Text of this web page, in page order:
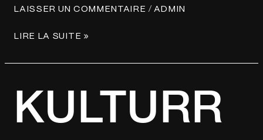
LAISSER UN COMMENTAIRE / ADMIN
LIRE LA SUITE »
KULTURR